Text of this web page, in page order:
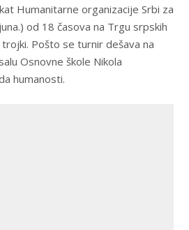
Humanitarne organizacije Srbi za
od 18 časova na Trgu srpskih
Pošto se turnir dešava na
Osnovne škole Nikola
humanosti.